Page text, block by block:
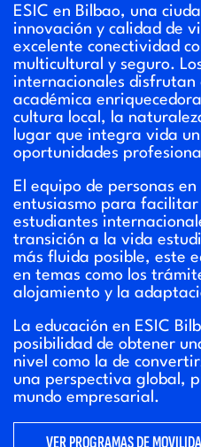
ESIC en Bilbao, una
innovación y calidad de
excelente conectividad
multicultural y seguro.
internacionales disfrutan
académica
cultura local, la
lugar que integra vida
oportunidades
El equipo de personas
entusiasmo para
estudiantes
transición a la vida
más fluida posible, este
en temas como los
alojamiento y la
La educación en ESIC
posibilidad de obtener
nivel como la de
una perspectiva global,
mundo empresarial.
VER PROGRAMAS DE